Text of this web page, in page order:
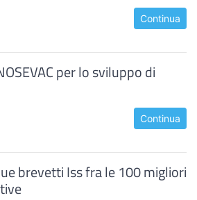
Continua
per lo sviluppo di
Continua
brevetti Iss fra le 100 migliori